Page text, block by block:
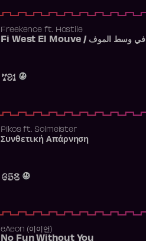
Freekence ft. Hostile
Fi West El Mouve / في وسط الموف
791
Pikosft. Solmeister
Συνθετική Απάρνηση
658
​eAeon (이이언)
No Fun Without You